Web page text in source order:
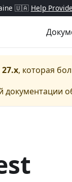
🇺🇦 Help
27.x, которая
документации